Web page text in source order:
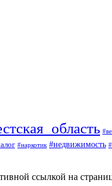
#наркотик #недвижимость
ссылкой на